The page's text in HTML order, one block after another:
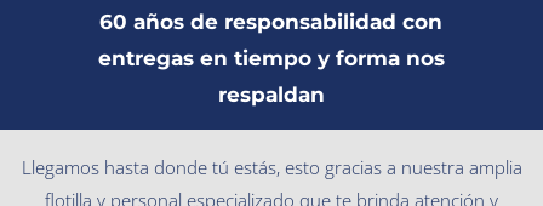
60 años de responsabilidad con
entregas en tiempo y forma nos
respaldan
Llegamos hasta donde tú estás, esto gracias a nuestra amplia
flotilla y personal especializado que te brinda atención y